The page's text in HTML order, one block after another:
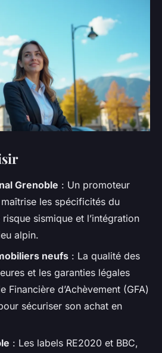
Grenoble : Un promoteur
les spécificités du
sismique et l’intégration
alpin.
neufs : La qualité des
et les garanties légales
Financière d’Achèvement (GFA)
sécuriser son achat en
: Les labels RE2020 et BBC,